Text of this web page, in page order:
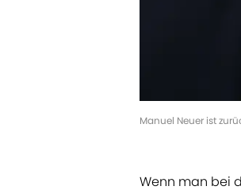
Manuel Neuer ist
Wenn man bei